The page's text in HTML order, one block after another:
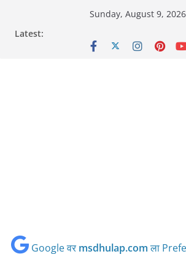
Sunday, August 9, 2026
Latest:
Google वर msdhulap.comला